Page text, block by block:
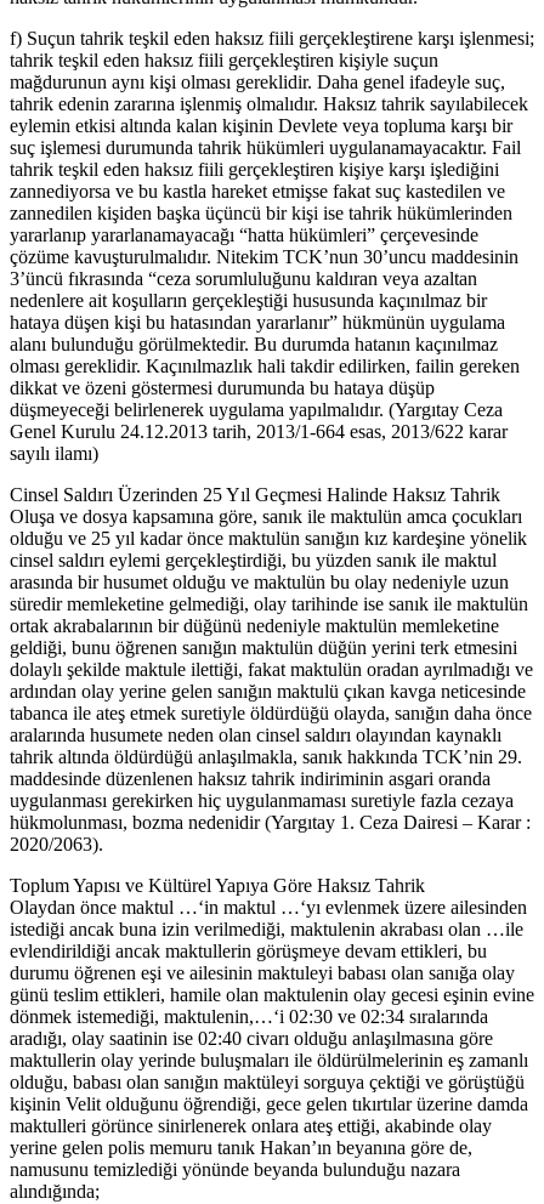
f) Suçun tahrik teşkil eden haksız fiili gerçekleştirene karşı işlenmesi;
tahrik teşkil eden haksız fiili gerçekleştiren kişiyle suçun
mağdurunun aynı kişi olması gereklidir. Daha genel ifadeyle suç,
tahrik edenin zararına işlenmiş olmalıdır. Haksız tahrik sayılabilecek
eylemin etkisi altında kalan kişinin Devlete veya topluma karşı bir
suç işlemesi durumunda tahrik hükümleri uygulanamayacaktır. Fail
tahrik teşkil eden haksız fiili gerçekleştiren kişiye karşı işlediğini
zannediyorsa ve bu kastla hareket etmişse fakat suç kastedilen ve
zannedilen kişiden başka üçüncü bir kişi ise tahrik hükümlerinden
yararlanıp yararlanamayacağı “hatta hükümleri” çerçevesinde
çözüme kavuşturulmalıdır. Nitekim TCK’nun 30’uncu maddesinin
3’üncü fıkrasında “ceza sorumluluğunu kaldıran veya azaltan
nedenlere ait koşulların gerçekleştiği hususunda kaçınılmaz bir
hataya düşen kişi bu hatasından yararlanır” hükmünün uygulama
alanı bulunduğu görülmektedir. Bu durumda hatanın kaçınılmaz
olması gereklidir. Kaçınılmazlık hali takdir edilirken, failin gereken
dikkat ve özeni göstermesi durumunda bu hataya düşüp
düşmeyeceği belirlenerek uygulama yapılmalıdır. (Yargıtay Ceza
Genel Kurulu 24.12.2013 tarih, 2013/1-664 esas, 2013/622 karar
sayılı ilamı)
Cinsel Saldırı Üzerinden 25 Yıl Geçmesi Halinde Haksız Tahrik
Oluşa ve dosya kapsamına göre, sanık ile maktulün amca çocukları
olduğu ve 25 yıl kadar önce maktulün sanığın kız kardeşine yönelik
cinsel saldırı eylemi gerçekleştirdiği, bu yüzden sanık ile maktul
arasında bir husumet olduğu ve maktulün bu olay nedeniyle uzun
süredir memleketine gelmediği, olay tarihinde ise sanık ile maktulün
ortak akrabalarının bir düğünü nedeniyle maktulün memleketine
geldiği, bunu öğrenen sanığın maktulün düğün yerini terk etmesini
dolaylı şekilde maktule ilettiği, fakat maktulün oradan ayrılmadığı ve
ardından olay yerine gelen sanığın maktulü çıkan kavga neticesinde
tabanca ile ateş etmek suretiyle öldürdüğü olayda, sanığın daha önce
aralarında husumete neden olan cinsel saldırı olayından kaynaklı
tahrik altında öldürdüğü anlaşılmakla, sanık hakkında TCK’nin 29.
maddesinde düzenlenen haksız tahrik indiriminin asgari oranda
uygulanması gerekirken hiç uygulanmaması suretiyle fazla cezaya
hükmolunması, bozma nedenidir (Yargıtay 1. Ceza Dairesi – Karar :
2020/2063).
Toplum Yapısı ve Kültürel Yapıya Göre Haksız Tahrik
Olaydan önce maktul …‘in maktul …‘yı evlenmek üzere ailesinden
istediği ancak buna izin verilmediği, maktulenin akrabası olan …ile
evlendirildiği ancak maktullerin görüşmeye devam ettikleri, bu
durumu öğrenen eşi ve ailesinin maktuleyi babası olan sanığa olay
günü teslim ettikleri, hamile olan maktulenin olay gecesi eşinin evine
dönmek istemediği, maktulenin,…‘i 02:30 ve 02:34 sıralarında
aradığı, olay saatinin ise 02:40 civarı olduğu anlaşılmasına göre
maktullerin olay yerinde buluşmaları ile öldürülmelerinin eş zamanlı
olduğu, babası olan sanığın maktüleyi sorguya çektiği ve görüştüğü
kişinin Velit olduğunu öğrendiği, gece gelen tıkırtılar üzerine damda
maktulleri görünce sinirlenerek onlara ateş ettiği, akabinde olay
yerine gelen polis memuru tanık Hakan’ın beyanına göre de,
namusunu temizlediği yönünde beyanda bulunduğu nazara
alındığında;